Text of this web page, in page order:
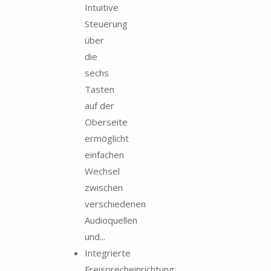
Intuitive
Steuerung
über
die
sechs
Tasten
auf der
Oberseite
ermöglicht
einfachen
Wechsel
zwischen
verschiedenen
Audioquellen
und...
Integrierte